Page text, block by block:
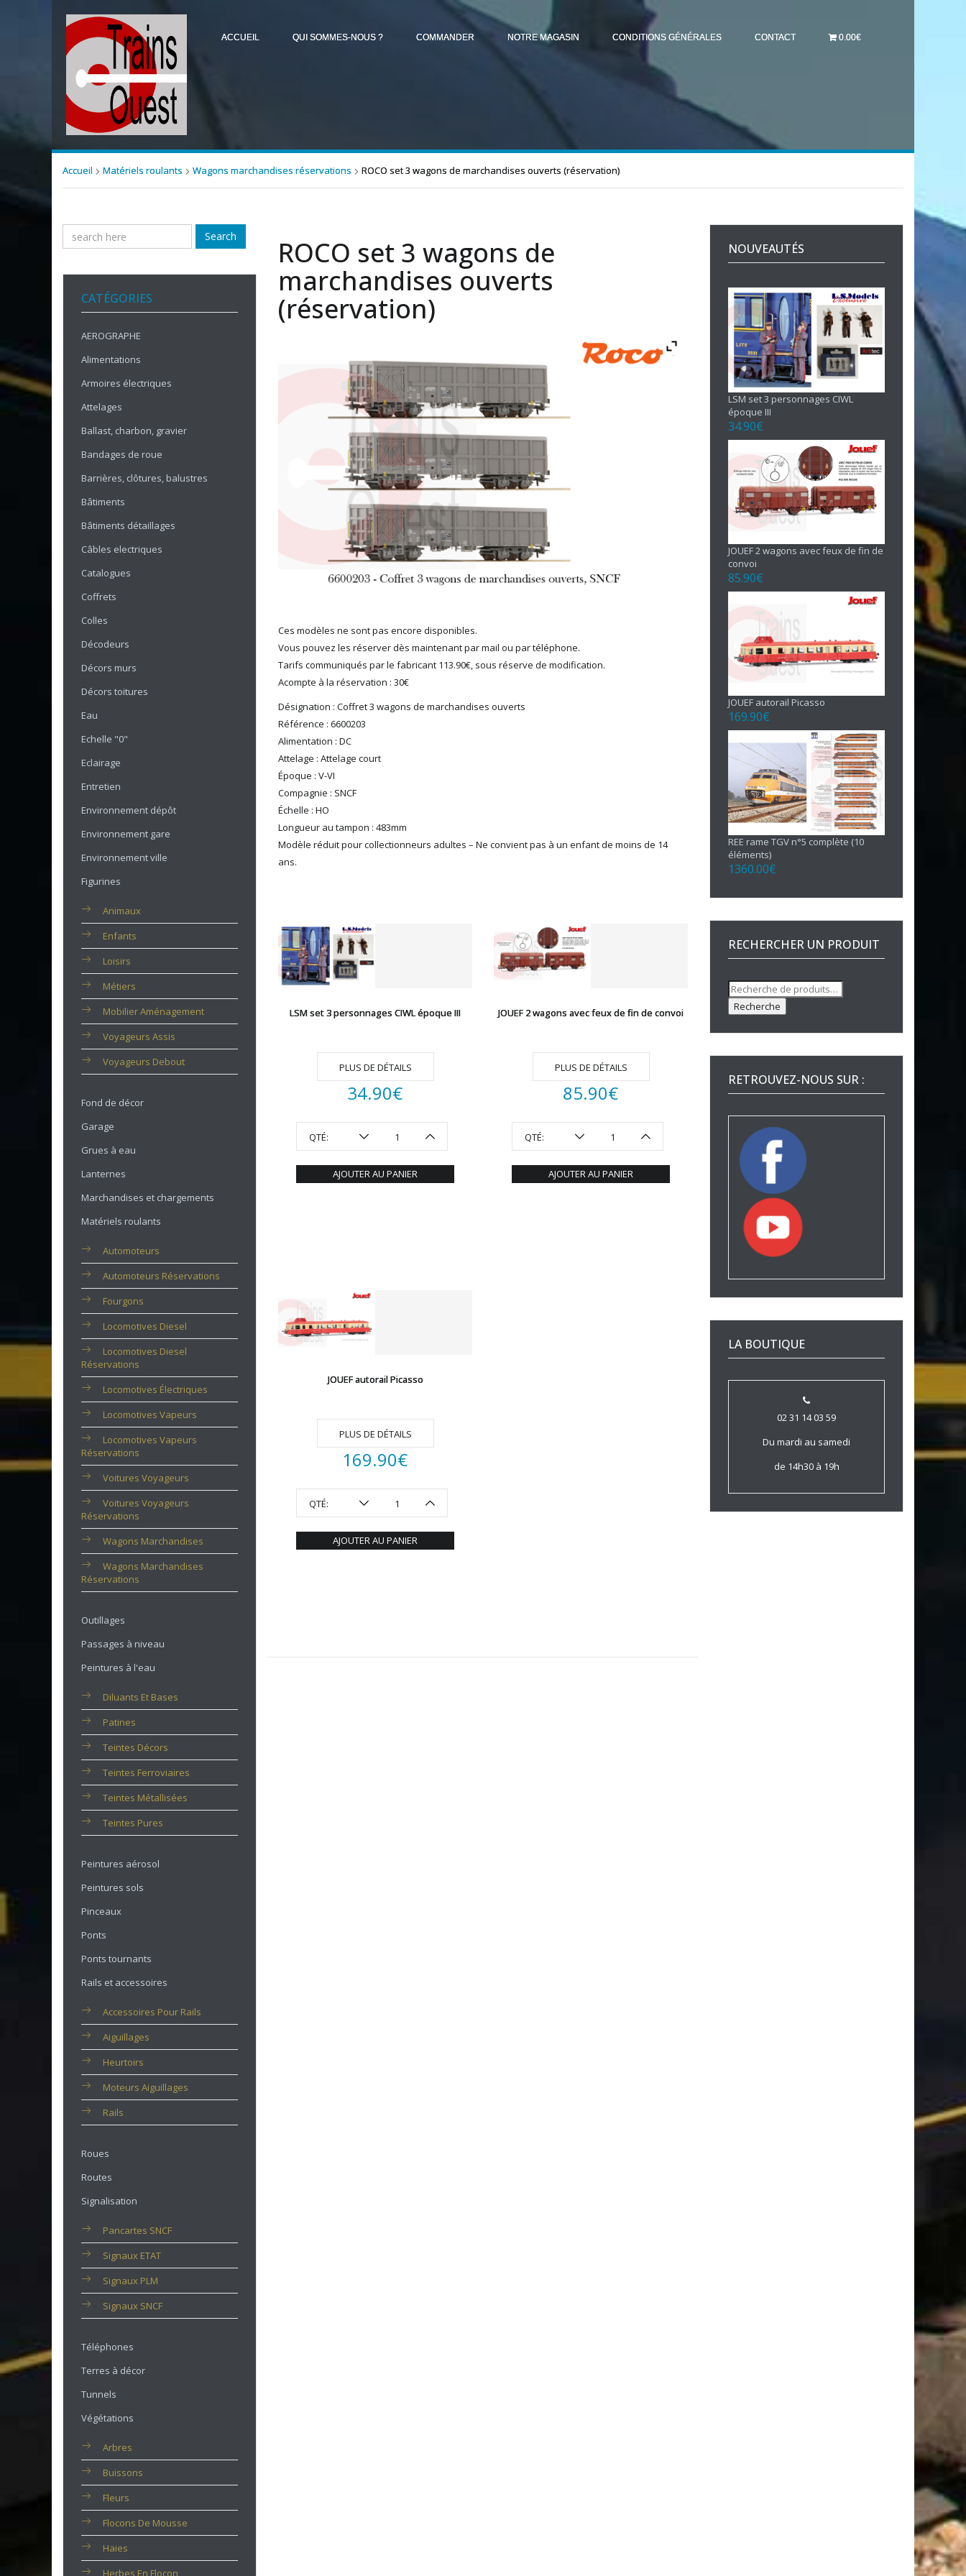
ACCUEIL QUI SOMMES-NOUS ? COMMANDER NOTRE MAGASIN CONDITIONS GÉNÉRALES CONTACT 0.00€
Accueil Matériels roulants Wagons marchandises réservations ROCO set 3 wagons de marchandises ouverts (réservation)
Search
CATÉGORIES
AEROGRAPHE
Alimentations
Armoires électriques
Attelages
Ballast, charbon, gravier
Bandages de roue
Barrières, clôtures, balustres
Bâtiments
Bâtiments détaillages
Câbles electriques
Catalogues
Coffrets
Colles
Décodeurs
Décors murs
Décors toitures
Eau
Echelle "0"
Eclairage
Entretien
Environnement dépôt
Environnement gare
Environnement ville
Figurines
Animaux
Enfants
Loisirs
Métiers
Mobilier Aménagement
Voyageurs Assis
Voyageurs Debout
Fond de décor
Garage
Grues à eau
Lanternes
Marchandises et chargements
Matériels roulants
Automoteurs
Automoteurs Réservations
Fourgons
Locomotives Diesel
Locomotives Diesel
Réservations
Locomotives Électriques
Locomotives Vapeurs
Locomotives Vapeurs
Réservations
Voitures Voyageurs
Voitures Voyageurs
Réservations
Wagons Marchandises
Wagons Marchandises
Réservations
Outillages
Passages à niveau
Peintures à l'eau
Diluants Et Bases
Patines
Teintes Décors
Teintes Ferroviaires
Teintes Métallisées
Teintes Pures
Peintures aérosol
Peintures sols
Pinceaux
Ponts
Ponts tournants
Rails et accessoires
Accessoires Pour Rails
Aiguillages
Heurtoirs
Moteurs Aiguillages
Rails
Roues
Routes
Signalisation
Pancartes SNCF
Signaux ETAT
Signaux PLM
Signaux SNCF
Téléphones
Terres à décor
Tunnels
Végétations
Arbres
Buissons
Fleurs
Flocons De Mousse
Haies
Herbes En Flocon
ROCO set 3 wagons de
marchandises ouverts
(réservation)
Ces modèles ne sont pas encore disponibles.
Vous pouvez les réserver dès maintenant par mail ou par téléphone.
Tarifs communiqués par le fabricant 113.90€, sous réserve de modification.
Acompte à la réservation : 30€
Désignation : Coffret 3 wagons de marchandises ouverts
Référence : 6600203
Alimentation : DC
Attelage : Attelage court
Époque : V-VI
Compagnie : SNCF
Échelle : HO
Longueur au tampon : 483mm
Modèle réduit pour collectionneurs adultes – Ne convient pas à un enfant de moins de 14
ans.
LSM set 3 personnages CIWL époque III
PLUS DE DÉTAILS
34.90€
QTÉ:
AJOUTER AU PANIER
JOUEF 2 wagons avec feux de fin de convoi
PLUS DE DÉTAILS
85.90€
QTÉ:
AJOUTER AU PANIER
JOUEF autorail Picasso
PLUS DE DÉTAILS
169.90€
QTÉ:
AJOUTER AU PANIER
NOUVEAUTÉS
LSM set 3 personnages CIWL
époque III
34.90€
JOUEF 2 wagons avec feux de fin de
convoi
85.90€
JOUEF autorail Picasso
169.90€
REE rame TGV n°5 complète (10
éléments)
1360.00€
RECHERCHER UN PRODUIT
Recherche
pour :
Recherche
RETROUVEZ-NOUS SUR :
LA BOUTIQUE
02 31 14 03 59
Du mardi au samedi
de 14h30 à 19h